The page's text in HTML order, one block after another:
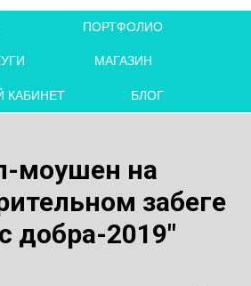
ПОРТФОЛИО
БЛОГ
МАГАЗИН
КАБИНЕТ
моушен на
забеге
добра-2019"